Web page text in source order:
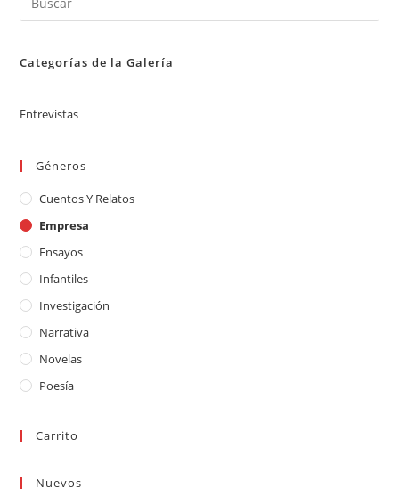
Categorías de la Galería
Entrevistas
Géneros
Cuentos Y Relatos
Empresa
Ensayos
Infantiles
Investigación
Narrativa
Novelas
Poesía
Carrito
Nuevos